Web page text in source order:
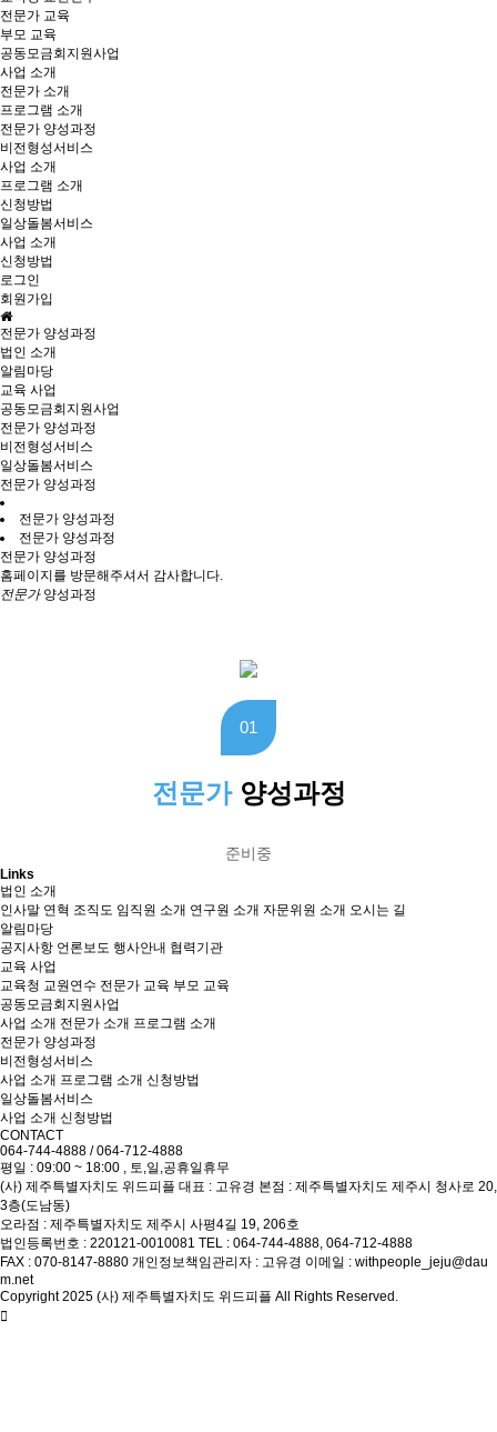
전문가 교육
부모 교육
공동모금회지원사업
사업 소개
전문가 소개
프로그램 소개
전문가 양성과정
비전형성서비스
사업 소개
프로그램 소개
신청방법
일상돌봄서비스
사업 소개
신청방법
로그인
회원가입
전문가 양성과정
법인 소개
알림마당
교육 사업
공동모금회지원사업
전문가 양성과정
비전형성서비스
일상돌봄서비스
전문가 양성과정
전문가 양성과정
전문가 양성과정
전문가 양성과정
홈페이지를 방문해주셔서 감사합니다.
전문가양성과정
01
전문가양성과정
준비중
Links
법인 소개
인사말 연혁 조직도 임직원 소개 연구원 소개 자문위원 소개 오시는 길
알림마당
공지사항 언론보도 행사안내 협력기관
교육 사업
교육청 교원연수 전문가 교육 부모 교육
공동모금회지원사업
사업 소개 전문가 소개 프로그램 소개
전문가 양성과정
비전형성서비스
사업 소개 프로그램 소개 신청방법
일상돌봄서비스
사업 소개 신청방법
CONTACT
064-744-4888 / 064-712-4888
평일 : 09:00 ~ 18:00 , 토,일,공휴일휴무
(사) 제주특별자치도 위드피플 대표 : 고유경 본점 : 제주특별자치도 제주시 청사로 20,
3층(도남동)
오라점 : 제주특별자치도 제주시 사평4길 19, 206호
법인등록번호 : 220121-0010081 TEL : 064-744-4888, 064-712-4888
FAX : 070-8147-8880 개인정보책임관리자 : 고유경 이메일 : withpeople_jeju@dau
m.net
Copyright 2025 (사) 제주특별자치도 위드피플 All Rights Reserved.